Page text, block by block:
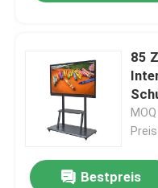
85
MOQ
Bestpreis